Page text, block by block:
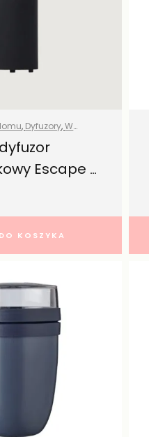
, Dyfuzory,W
Wszystkie produkty
Escape –
KOSZYKA